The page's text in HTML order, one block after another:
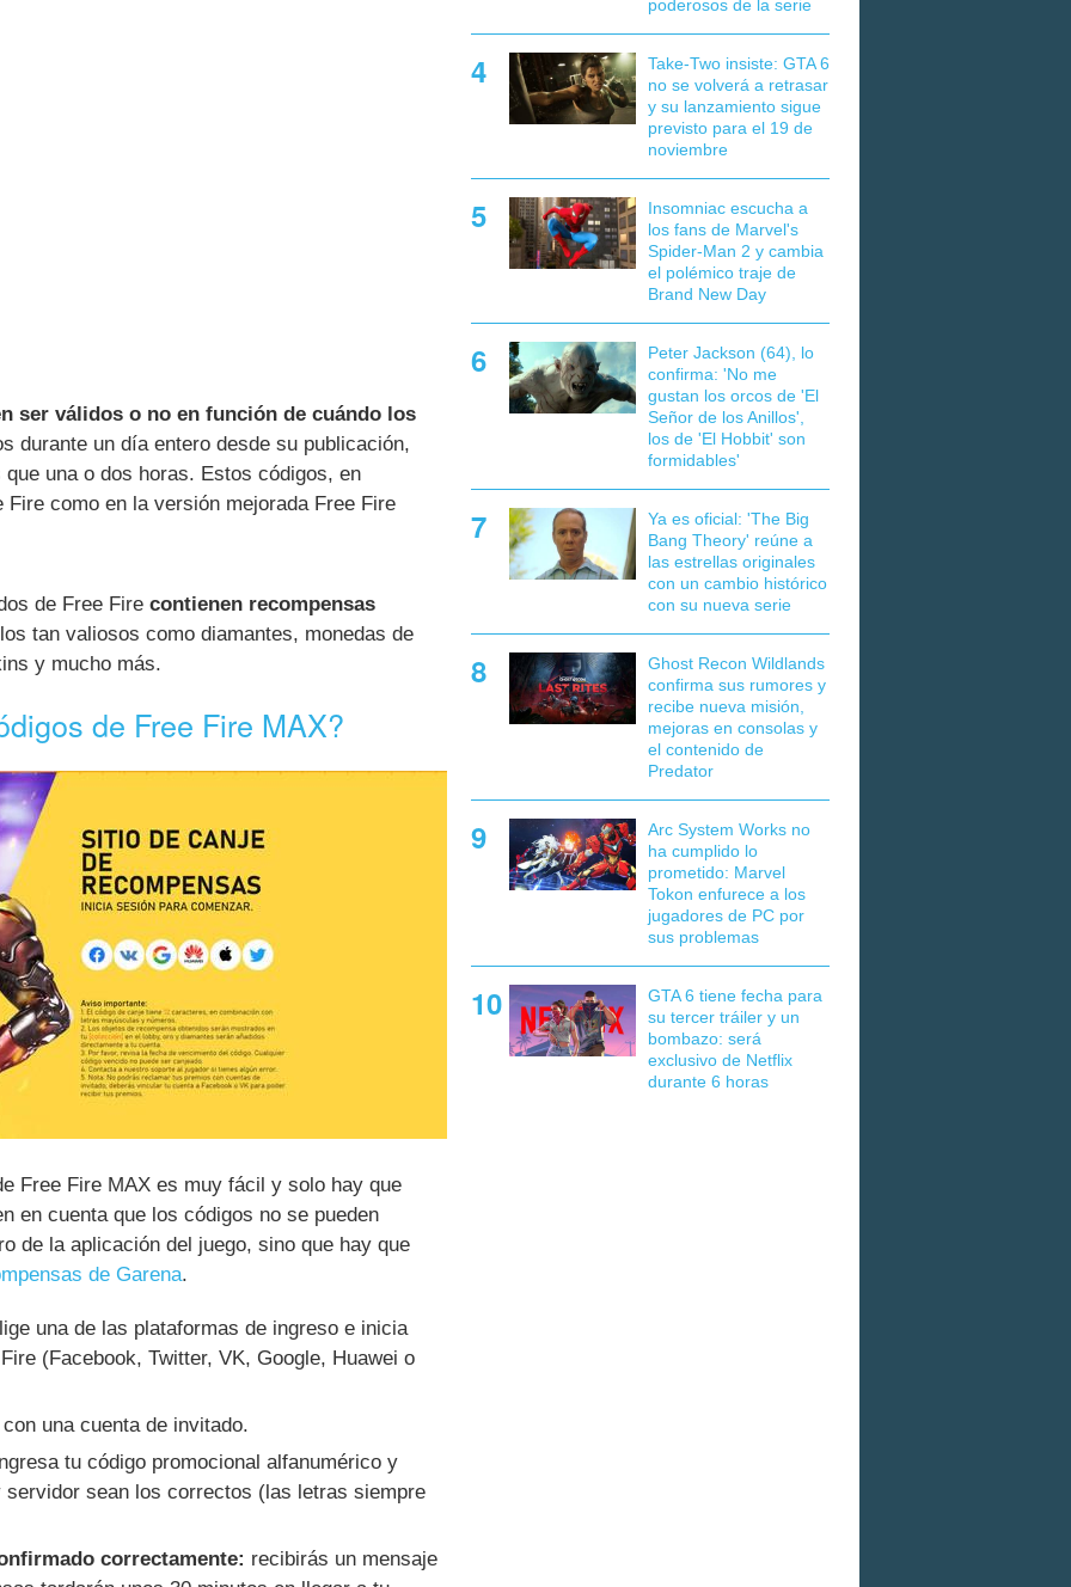
ser válidos o no en función de cuándo los
durante un día entero desde su publicación,
una o dos horas. Estos códigos, en
como en la versión mejorada Free Fire
de Free Fire contienen recompensas
tan valiosos como diamantes, monedas de
y mucho más.
de Free Fire MAX?
Free Fire MAX es muy fácil y solo hay que
en cuenta que los códigos no se pueden
de la aplicación del juego, sino que hay que
de Garena.
una de las plataformas de ingreso e inicia
(Facebook, Twitter, VK, Google, Huawei o
con una cuenta de invitado.
tu código promocional alfanumérico y
servidor sean los correctos (las letras siempre
correctamente: recibirás un mensaje
poderosos de la serie
Take-Two insiste: GTA 6
no se volverá a retrasar
y su lanzamiento sigue
previsto para el 19 de
noviembre
Insomniac escucha a
los fans de Marvel's
Spider-Man 2 y cambia
el polémico traje de
Brand New Day
Peter Jackson (64), lo
confirma: 'No me
gustan los orcos de 'El
Señor de los Anillos',
los de 'El Hobbit' son
formidables'
Ya es oficial: 'The Big
Bang Theory' reúne a
las estrellas originales
con un cambio histórico
con su nueva serie
Ghost Recon Wildlands
confirma sus rumores y
recibe nueva misión,
mejoras en consolas y
el contenido de
Predator
Arc System Works no
ha cumplido lo
prometido: Marvel
Tokon enfurece a los
jugadores de PC por
sus problemas
GTA 6 tiene fecha para
su tercer tráiler y un
bombazo: será
exclusivo de Netflix
durante 6 horas